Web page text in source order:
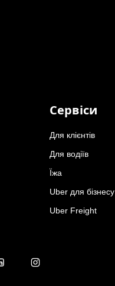
Сервіси
Для клієнтів
Для водіїв
Їжа
Uber для бізнесу
Uber Freight